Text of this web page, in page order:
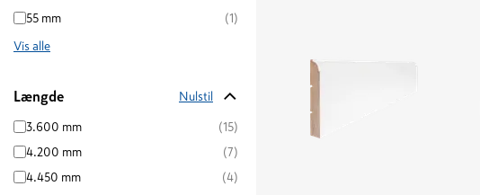
55 mm
(1)
Vis alle
Længde Nulstil
3.600 mm
(15)
4.200 mm
(7)
4.450 mm
(4)